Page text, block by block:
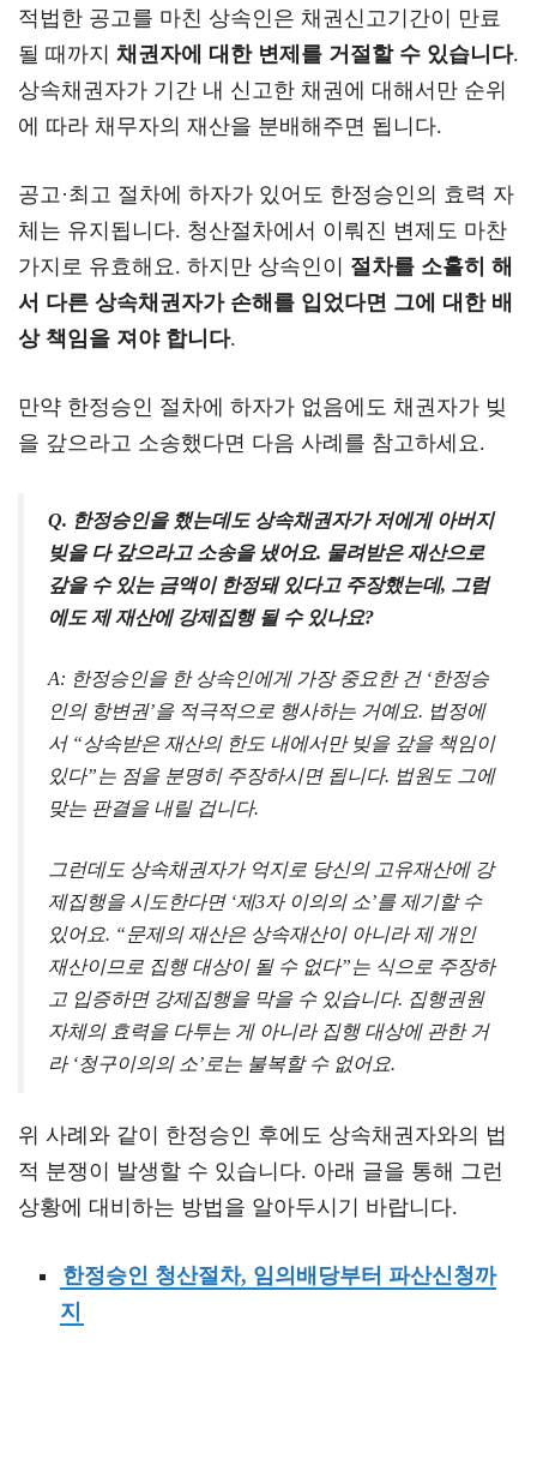
적법한 공고를 마친 상속인은 채권신고기간이 만료
될 때까지 채권자에 대한 변제를 거절할 수 있습니다.
상속채권자가 기간 내 신고한 채권에 대해서만 순위
에 따라 채무자의 재산을 분배해주면 됩니다.
공고·최고 절차에 하자가 있어도 한정승인의 효력 자
체는 유지됩니다. 청산절차에서 이뤄진 변제도 마찬
가지로 유효해요. 하지만 상속인이 절차를 소홀히 해
서 다른 상속채권자가 손해를 입었다면 그에 대한 배
상 책임을 져야 합니다.
만약 한정승인 절차에 하자가 없음에도 채권자가 빚
을 갚으라고 소송했다면 다음 사례를 참고하세요.
Q. 한정승인을 했는데도 상속채권자가 저에게 아버지
빚을 다 갚으라고 소송을 냈어요. 물려받은 재산으로
갚을 수 있는 금액이 한정돼 있다고 주장했는데, 그럼
에도 제 재산에 강제집행 될 수 있나요?
A: 한정승인을 한 상속인에게 가장 중요한 건 ‘한정승
인의 항변권’을 적극적으로 행사하는 거예요. 법정에
서 “상속받은 재산의 한도 내에서만 빚을 갚을 책임이
있다”는 점을 분명히 주장하시면 됩니다. 법원도 그에
맞는 판결을 내릴 겁니다.
그런데도 상속채권자가 억지로 당신의 고유재산에 강
제집행을 시도한다면 ‘제3자 이의의 소’를 제기할 수
있어요. “문제의 재산은 상속재산이 아니라 제 개인
재산이므로 집행 대상이 될 수 없다”는 식으로 주장하
고 입증하면 강제집행을 막을 수 있습니다. 집행권원
자체의 효력을 다투는 게 아니라 집행 대상에 관한 거
라 ‘청구이의의 소’로는 불복할 수 없어요.
위 사례와 같이 한정승인 후에도 상속채권자와의 법
적 분쟁이 발생할 수 있습니다. 아래 글을 통해 그런
상황에 대비하는 방법을 알아두시기 바랍니다.
한정승인 청산절차, 임의배당부터 파산신청까
지